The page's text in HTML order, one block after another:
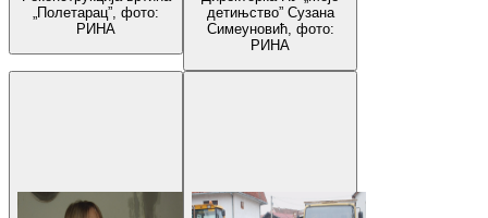
„Полетарац”, фото:
РИНА
детињство” Сузана
Симеуновић, фото:
РИНА